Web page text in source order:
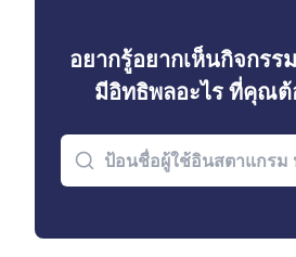
อยากรู้อยากเห็นกิจกรร
มีอิทธิพลอะไร ที่คุณต้